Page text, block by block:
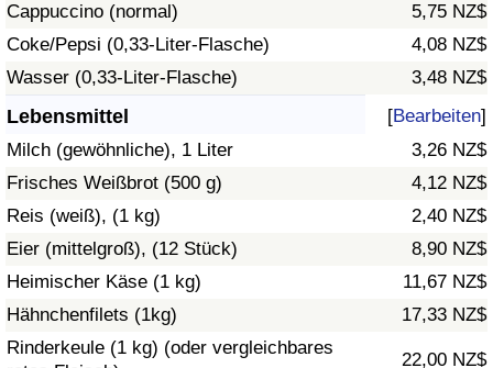
Cappuccino (normal)
5,75 NZ$
Coke/Pepsi (0,33-Liter-Flasche)
4,08 NZ$
Wasser (0,33-Liter-Flasche)
3,48 NZ$
Lebensmittel [Bearbeiten]
Milch (gewöhnliche), 1 Liter
3,26 NZ$
Frisches Weißbrot (500 g)
4,12 NZ$
Reis (weiß), (1 kg)
2,40 NZ$
Eier (mittelgroß), (12 Stück)
8,90 NZ$
Heimischer Käse (1 kg)
11,67 NZ$
Hähnchenfilets (1kg)
17,33 NZ$
Rinderkeule (1 kg) (oder vergleichbares
22,00 NZ$
Kriminalitäts-Index
Kriminalitätsindex nach Land
Gesundheitsversorgung
Gesundheitsversorgungs-Index (aktuell)
Gesundheitsversorgungs-Index
Gesundheitsversorgungs-Index nach Land